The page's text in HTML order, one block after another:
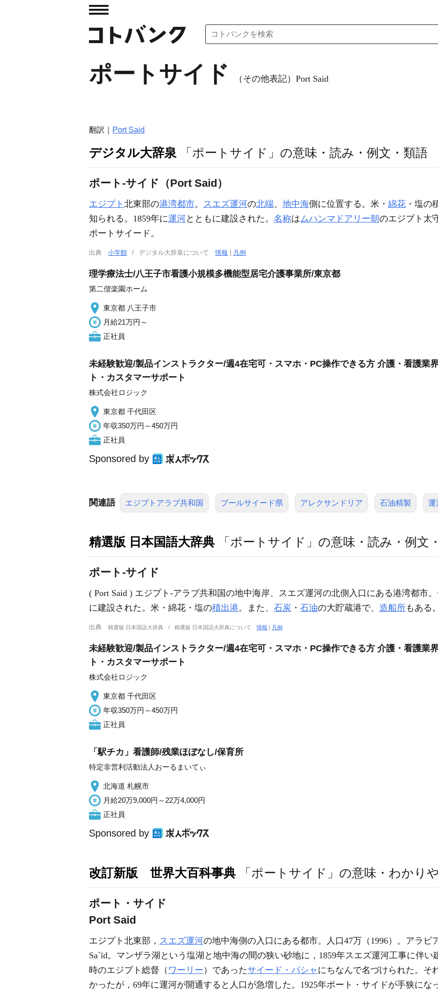
ポートサイド （その他表記）Port Said
翻訳｜ Port Said
デジタル大辞泉 「ポートサイド」の意味・読み・例文・類語
ポート‐サイド（Port Said）
エジプト 北東部の港湾都市。 スエズ運河の北端、 地中海側に位置する。米・ 綿花 ・塩の
知られる。1859年に運河とともに建設された。 名称はムハンマドアリー朝のエジプト太
ポートサイード。
出典 小学館 デジタル大辞泉について情報 凡例
理学療法士/八王子市看護小規模多機能型居宅介護事業所/東京都
第二偕楽園ホーム
東京都 八王子市
月給21万円～
正社員
未経験歓迎/製品インストラクター/週4在宅可・スマホ・PC操作できる方 介護・看護業
ト・カスタマーサポート
株式会社ロジック
東京都 千代田区
年収350万円～450万円
正社員
Sponsored by
関連語 エジプトアラブ共和国 ブールサイード県 アレクサンドリア 石油精製 運
精選版 日本国語大辞典 「ポートサイド」の意味・読み・例文
ポート‐サイド
( Port Said ) エジプト‐アラブ共和国の地中海岸、スエズ運河の北側入口にある港湾都市
に建設された。米・綿花・塩の積出港。また、 石炭 ・ 石油の大貯蔵港で、 造船所もある。
出典 精選版 日本国語大辞典 精選版 日本国語大辞典について情報 | 凡例
未経験歓迎/製品インストラクター/週4在宅可・スマホ・PC操作できる方 介護・看護業
ト・カスタマーサポート
株式会社ロジック
東京都 千代田区
年収350万円～450万円
正社員
「駅チカ」看護師/残業ほぼなし/保育所
特定非営利活動法人おーるまいてぃ
北海道 札幌市
月給20万9,000円～22万4,000円
正社員
Sponsored by
改訂新版 世界大百科事典 「ポートサイド」の意味・わかり
ポート・サイド
Port Said
エジプト北東部， スエズ運河の地中海側の入口にある都市。人口47万（1996）。アラビ
Sa`īd。マンザラ湖という塩湖と地中海の間の狭い砂地に，1859年スエズ運河工事に伴
時のエジプト総督（ ワーリー ）であったサイード・パシャ にちなんで名づけられた。そ
かったが，69年に運河が開通すると人口が急増した。1925年ポート・サイドが手狭にな